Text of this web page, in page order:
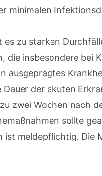
minimalen
zu starken
die insbesondere bei
ausgeprägtes
der akuten
zwei Wochen nach
sollte
ist meldepflichtig. Die